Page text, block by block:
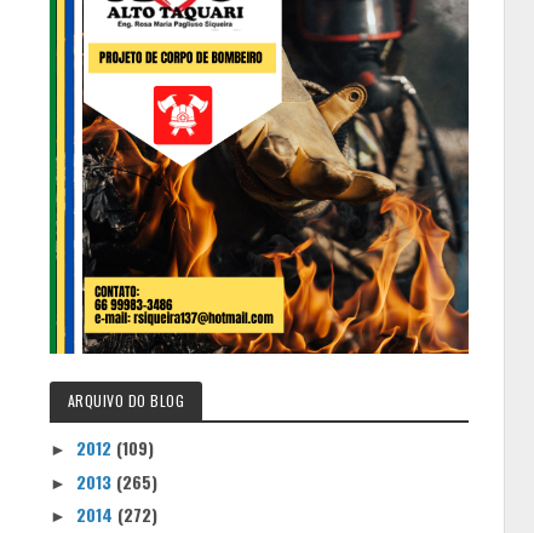
ARQUIVO DO BLOG
► 2012 (109)
► 2013 (265)
► 2014 (272)